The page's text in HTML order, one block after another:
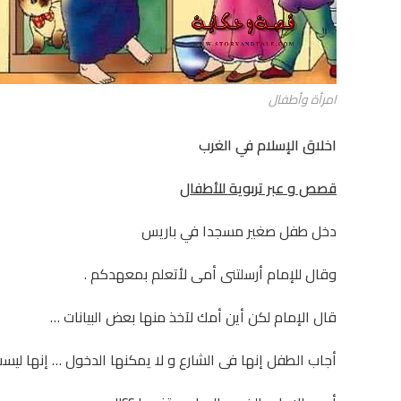
امرأة وأطفال
اخلاق الإسلام في الغرب
قصص و عبر تربوية للأطفال
دخل طفل صغير مسجدا في باريس
وقال للإمام أرسلتنى أمى لأتعلم بمعهدكم .
قال الإمام لكن أين أمك لآخذ منها بعض البيانات …
أجاب الطفل إنها فى الشارع و لا يمكنها الدخول … إنها